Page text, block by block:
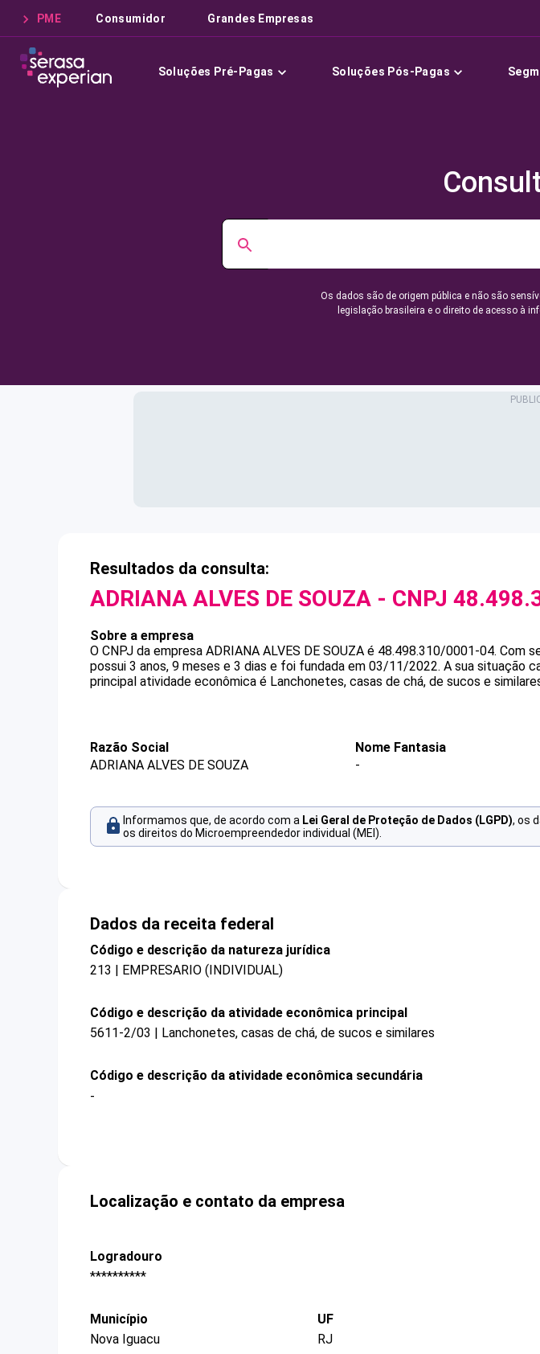
PME Consumidor Grandes Empresas
Soluções Pré-Pagas Soluções Pós-Pagas
Os dados são de origem pública e não são
legislação brasileira e o direito de acesso à
Resultados da consulta:
ADRIANA ALVES DE SOUZA - CNPJ
Sobre a empresa
O CNPJ da empresa ADRIANA ALVES DE SOUZA é 48.498.310/0001-04. Com
possui 3 anos, 9 meses e 3 dias e foi fundada em 03/11/2022. A sua situação
principal atividade econômica é Lanchonetes, casas de chá, de sucos e
Razão Social
ADRIANA ALVES DE SOUZA
Nome Fantasia
-
Informamos que, de acordo com a Lei Geral de Proteção de Dados (LGPD), os
os direitos do Microempreendedor individual (MEI).
Dados da receita federal
Código e descrição da natureza jurídica
213 | EMPRESARIO (INDIVIDUAL)
Código e descrição da atividade econômica principal
5611-2/03 | Lanchonetes, casas de chá, de sucos e similares
Código e descrição da atividade econômica secundária
-
Localização e contato da empresa
Logradouro
**********
Município
Nova Iguacu
UF
RJ